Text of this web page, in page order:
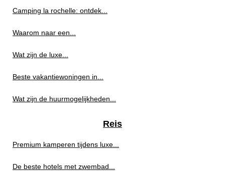
Camping la rochelle: ontdek...
Waarom naar een...
Wat zijn de luxe...
Beste vakantiewoningen in...
Wat zijn de huurmogelijkheden...
Reis
Premium kamperen tijdens luxe...
De beste hotels met zwembad...